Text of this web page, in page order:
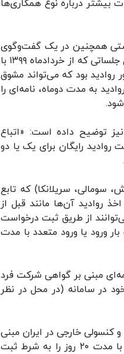
بیشتر درباره نوع همکاری‌ها
دستی همچنین در یک گفت‌وگوی
رادیویی درباره موافقت وزارت خارجه با لغو موقتی روادید ایران از مبدأ قطر توضیح داد: به دنبال جلساتی که از خردادماه ۱۳۹۹ با
روادید بود که می‌تواند مشوق
به مدت دوماه، نامه‌ای را
نیز توضیح داده است: «اتباع
می‌توانند درخواست روادید رایگان برای یک‌ یا دو
سومالی، سریلانکا) که تابع
روادید آن‌ها مانند قبل از
از طریق ثبت درخواست
ورود یا ورود متعدد با مدت
مبنی بر گواهی شرکت فرد
در سامانه (در محل در نظر
خارجی در ایران مبنی
بر اعلام شرکت فرد یا افراد متقاضی می‌توانند روادید متعدد رایگان با مدت اعتبار دو ماهه با مدت ۲۰ روز را به شرط ثبت